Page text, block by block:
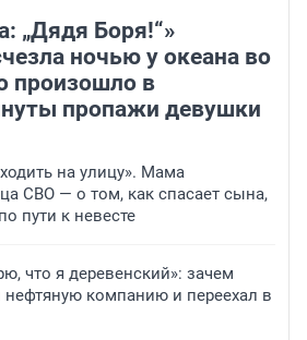
„Дядя Боря!“»
ночью у океана во
произошло в
пропажи девушки
на улицу». Мама
СВО — о том, как спасает сына,
пути к невесте
что я деревенский»: зачем
нефтяную компанию и переехал в